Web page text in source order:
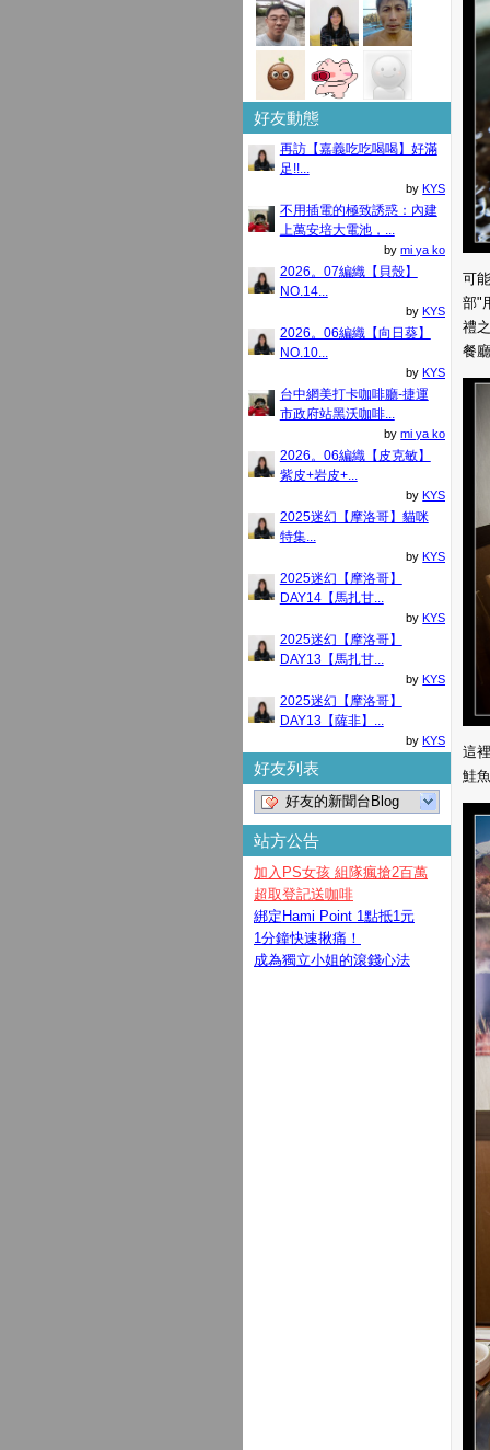
可
部"
禮
餐
這
鮭
好友動態
再訪【嘉義吃吃喝喝】好滿
足!!...
byKYS
不用插電的極致誘惑：內建
上萬安培大電池，...
bymi ya ko
2026。07編織【貝殼】
NO.14...
byKYS
2026。06編織【向日葵】
NO.10...
byKYS
台中網美打卡咖啡廳-捷運
市政府站黑沃咖啡...
bymi ya ko
2026。06編織【皮克敏】
紫皮+岩皮+...
byKYS
2025迷幻【摩洛哥】貓咪
特集...
byKYS
2025迷幻【摩洛哥】
DAY14【馬扎甘...
byKYS
2025迷幻【摩洛哥】
DAY13【馬扎甘...
byKYS
2025迷幻【摩洛哥】
DAY13【薩非】...
byKYS
好友列表
好友的新聞台Blog
站方公告
加入PS女孩 組隊瘋搶2百萬
超取登記送咖啡
綁定Hami Point 1點抵1元
1分鐘快速揪痛！
成為獨立小姐的滾錢心法